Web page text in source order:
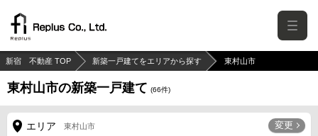
新宿 不動産 TOP 新築一戸建てをエリアから探す 東村山市
東村山市の新築一戸建て (66件)
エリア 東村山市 変更